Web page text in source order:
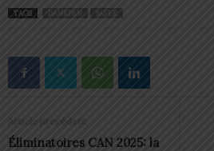
TAGS DANKPEN SAFER
Article précédent
Éliminatoires CAN 2025: la